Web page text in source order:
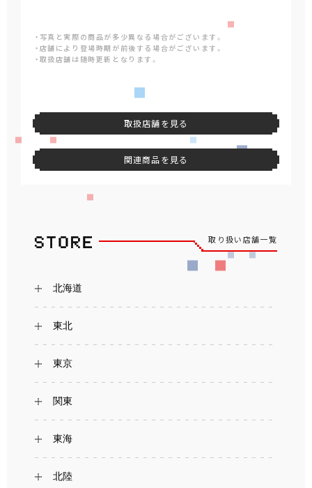
・写真と実際の商品が多少異なる場合がございます。
・店舗により登場時期が前後する場合がございます。
・取扱店舗は随時更新となります。
取扱店舗を見る
関連商品を見る
取り扱い店舗一覧
北海道
東北
東京
関東
東海
北陸